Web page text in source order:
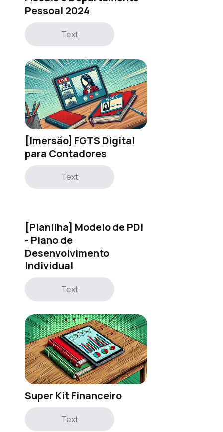
Pessoal 2024
Text
[Imersão] FGTS Digital
para Contadores
Text
[Planilha] Modelo de PDI
- Plano de
Desenvolvimento
Individual
Text
Super Kit Financeiro
Text